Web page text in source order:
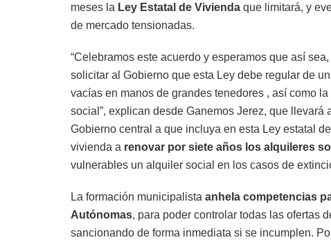
meses la Ley Estatal de Vivienda que limitará, y
de mercado tensionadas.
“Celebramos este acuerdo y esperamos que así
solicitar al Gobierno que esta Ley debe regular de
vacías en manos de grandes tenedores , así como
social”, explican desde Ganemos Jerez, que
Gobierno central a que incluya en esta Ley estatal
vivienda a renovar por siete años los alquileres
vulnerables un alquiler social en los casos de
La formación municipalista anhela competencias
Autónomas, para poder controlar todas las ofertas
sancionando de forma inmediata si se incumplen.